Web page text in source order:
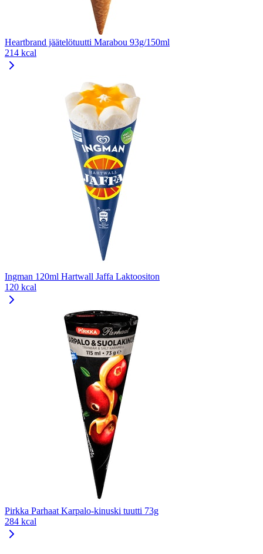
Heartbrand jäätelötuutti Marabou 93g/150ml
214 kcal
Ingman 120ml Hartwall Jaffa Laktoositon
120 kcal
Pirkka Parhaat Karpalo-kinuski tuutti 73g
284 kcal